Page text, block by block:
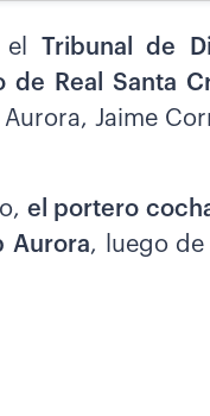
el Tribunal de
Real Santa
Jaime
el portero
Aurora, luego